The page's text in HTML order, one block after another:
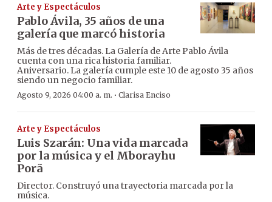
Arte y Espectáculos
Pablo Ávila, 35 años de una
galería que marcó historia
Más de tres décadas. La Galería de Arte Pablo Ávila
cuenta con una rica historia familiar.
Aniversario. La galería cumple este 10 de agosto 35 años
siendo un negocio familiar.
Agosto 9, 2026 04:00 a. m. · Clarisa Enciso
Arte y Espectáculos
Luis Szarán: Una vida marcada
por la música y el Mborayhu
Porã
Director. Construyó una trayectoria marcada por la
música.